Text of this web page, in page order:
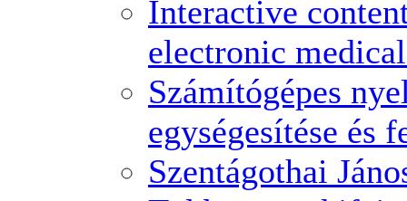
Interactive
electronic
Számítógépes
egységesítése és
Szentágothai